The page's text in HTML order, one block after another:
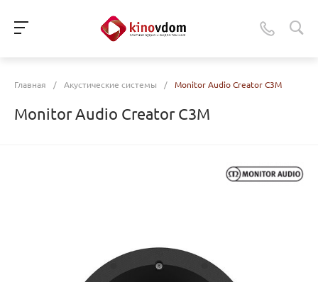
Главная / Акустические системы / Monitor Audio Creator C3M
Monitor Audio Creator C3M